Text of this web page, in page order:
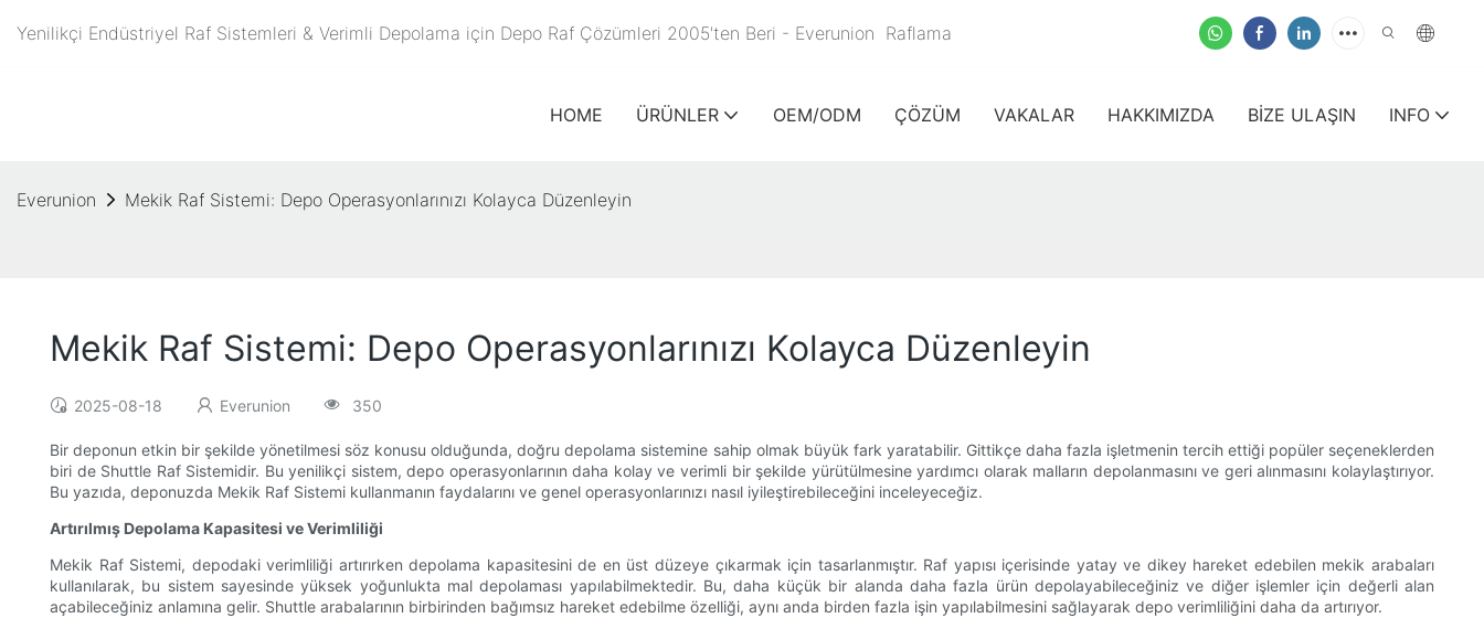
Yenilikçi Endüstriyel Raf Sistemleri & Verimli Depolama için Depo Raf Çözümleri 2005'ten Beri - Everunion Raflama
HOME ÜRÜNLER OEM/ODM ÇÖZÜM VAKALAR HAKKIMIZDA BIZE ULAŞIN INFO
Everunion Mekik Raf Sistemi: Depo Operasyonlarınızı Kolayca Düzenleyin
Mekik Raf Sistemi: Depo Operasyonlarınızı Kolayca Düzenleyin
2025-08-18 Everunion 350
Bir deponun etkin bir şekilde yönetilmesi söz konusu olduğunda, doğru depolama sistemine sahip olmak büyük fark yaratabilir. Gittikçe daha fazla işletmenin tercih ettiği popüler seçeneklerden
biri de Shuttle Raf Sistemidir. Bu yenilikçi sistem, depo operasyonlarının daha kolay ve verimli bir şekilde yürütülmesine yardımcı olarak malların depolanmasını ve geri alınmasını kolaylaştırıyor.
Bu yazıda, deponuzda Mekik Raf Sistemi kullanmanın faydalarını ve genel operasyonlarınızı nasıl iyileştirebileceğini inceleyeceğiz.
Artırılmış Depolama Kapasitesi ve Verimliliği
Mekik Raf Sistemi, depodaki verimliliği artırırken depolama kapasitesini de en üst düzeye çıkarmak için tasarlanmıştır. Raf yapısı içerisinde yatay ve dikey hareket edebilen mekik arabaları
kullanılarak, bu sistem sayesinde yüksek yoğunlukta mal depolaması yapılabilmektedir. Bu, daha küçük bir alanda daha fazla ürün depolayabileceğiniz ve diğer işlemler için değerli alan
açabileceğiniz anlamına gelir. Shuttle arabalarının birbirinden bağımsız hareket edebilme özelliği, aynı anda birden fazla işin yapılabilmesini sağlayarak depo verimliliğini daha da artırıyor.